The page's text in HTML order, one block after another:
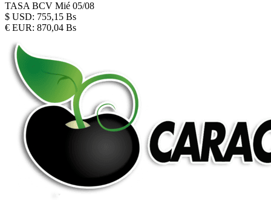
TASA BCV Mié 05/08
$ USD: 755,15 Bs
€ EUR: 870,04 Bs